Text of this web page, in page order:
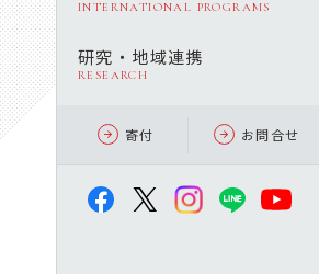
INTERNATIONAL PROGRAMS
研究・地域連携
RESEARCH
寄付 お問合せ